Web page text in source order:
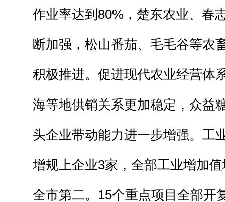
作业率达到80%，楚东农业、春
断加强，松山番茄、毛毛谷等农
积极推进。促进现代农业经营体
海等地供销关系更加稳定，众益
头企业带动能力进一步增强。工
增规上企业3家，全部工业增加
全市第二。15个重点项目全部开